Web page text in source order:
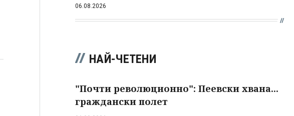
06.08.2026
НАЙ-ЧЕТЕНИ
"Почти революционно": Пеевски хвана...
граждански полет